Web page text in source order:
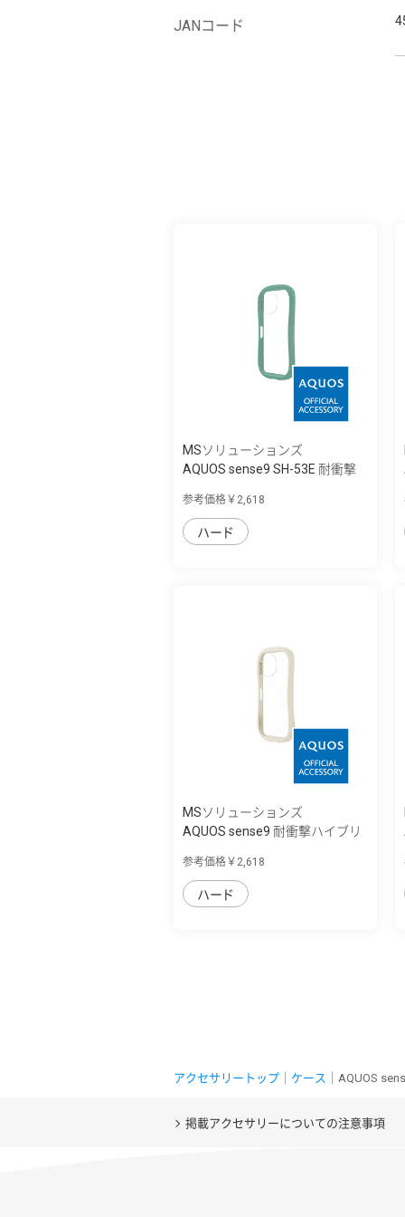
JANコード
MSソリューションズ
AQUOS sense9 SH-53E 耐衝撃
参考価格￥2,618
ハード
MSソリューションズ
AQUOS sense9 耐衝撃ハイブリ
参考価格￥2,618
ハード
アクセサリートップ ケース ｜AQUOS
掲載アクセサリーについての注意事項